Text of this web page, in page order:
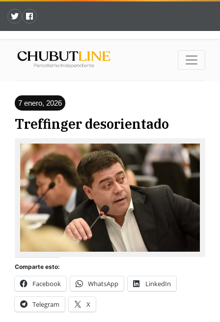
7 enero, 2026
Treffinger desorientado
Comparte esto:
Facebook WhatsApp LinkedIn
Telegram X